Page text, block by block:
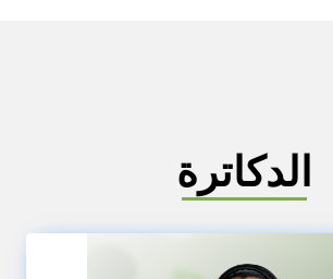
الدكاترة